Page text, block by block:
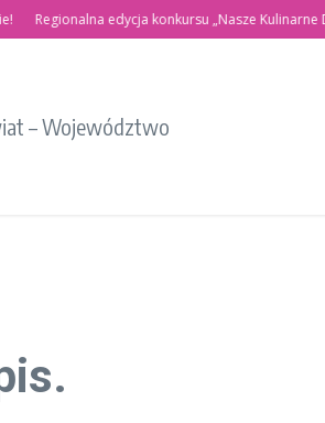
Regionalna edycja konkursu „Nasze Kulinarne
– Województwo